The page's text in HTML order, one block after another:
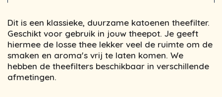
Dit is een klassieke, duurzame katoenen theefilter.
Geschikt voor gebruik in jouw theepot. Je geeft
hiermee de losse thee lekker veel de ruimte om de
smaken en aroma's vrij te laten komen. We
hebben de theefilters beschikbaar in verschillende
afmetingen.